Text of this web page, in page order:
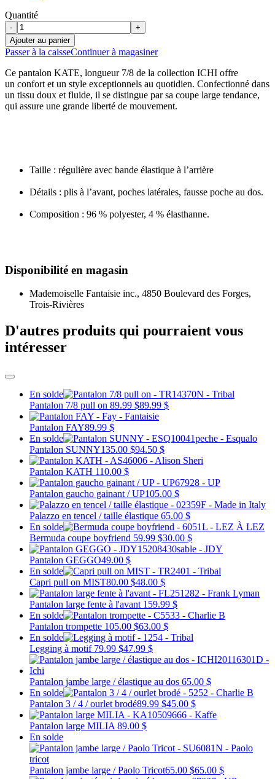
Quantité
-
+
Ajouter au panier
Passer à la caisseContinuer à magasiner
Ce pantalon KATE, longueur 7/8 de la collection ICHI offre
un confort et un style exceptionnels au quotidien. Confectionné dans
un tissu doux et fluide, il se distingue par sa coupe large tendance,
qui assure une grande liberté de mouvement.
Taille : régulière avec bande élastique à l’arrière
Détails : plis à l’avant, poches latérales, fausse poche au dos.
Composition : 96 % polyester, 4 % élasthanne.
Disponibilité en magasin
Mademoiselle Fantaisie inc., 4850 Boulevard des Forges,
Trois-Rivières
D'autres produits qui pourraient vous
intéresser
En solde
Pantalon 7/8 pull on 89.99 $89.99 $
Pantalon FAY89.99 $
En solde
Pantalon SUNNY135.00 $94.50 $
Pantalon KATH 110.00 $
Pantalon gaucho gainant / UP105.00 $
Palazzo en tencel / taille élastique 65.00 $
En solde
Bermuda coupe boyfriend 59.99 $30.00 $
Pantalon GEGGO49.00 $
En solde
Capri pull on MIST80.00 $48.00 $
Pantalon large fente à l'avant 159.99 $
En solde
Pantalon trompette 105.00 $63.00 $
En solde
Legging à motif 79.99 $47.99 $
Pantalon jambe large / élastique au dos 65.00 $
En solde
Pantalon 3 / 4 / ourlet brodé89.99 $45.00 $
Pantalon large MILIA 89.00 $
En solde
Pantalon jambe large / Paolo Tricot65.00 $65.00 $